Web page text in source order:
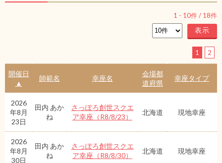
1 - 10件 / 18件
1 2
開催日
▲
師範名 幸座名
会場都
道府県
幸座タイプ
2026
年8月
23日
田内 あか
ね
さっぽろ創世スクエ
ア幸座（R8/8/23）
北海道 現地幸座
2026
年8月
30日
田内 あか
ね
さっぽろ創世スクエ
ア幸座（R8/8/30）
北海道 現地幸座